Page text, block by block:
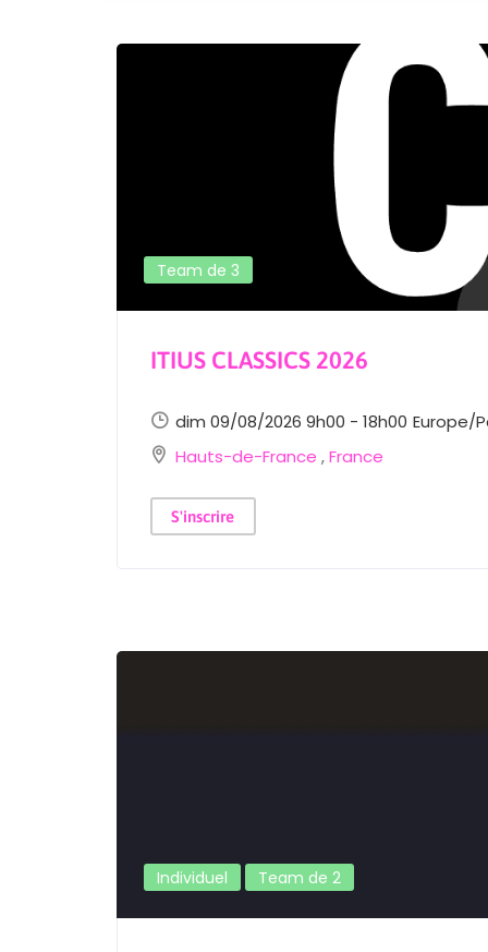
Team de 3
ITIUS CLASSICS 2026
dim 09/08/2026 9h00 - 18h00 Europe/
Hauts-de-France ,France
S'inscrire
Individuel Team de 2